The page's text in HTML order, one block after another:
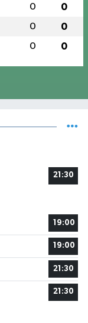
0 0
0 0
0 0
21:30
19:00
19:00
21:30
21:30